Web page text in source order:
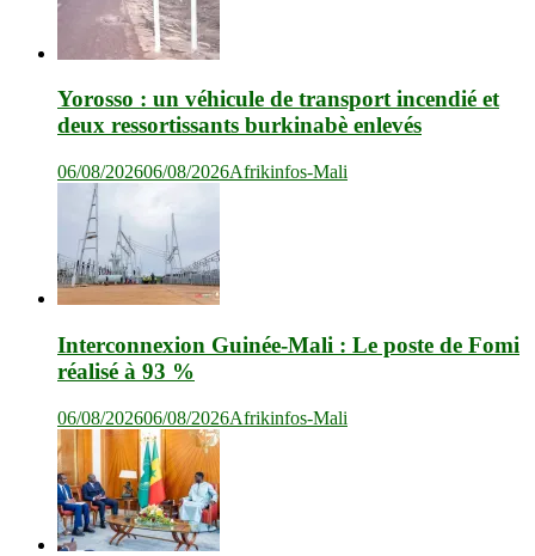
Yorosso : un véhicule de transport incendié et
deux ressortissants burkinabè enlevés
06/08/202606/08/2026Afrikinfos-Mali
Interconnexion Guinée-Mali : Le poste de Fomi
réalisé à 93 %
06/08/202606/08/2026Afrikinfos-Mali